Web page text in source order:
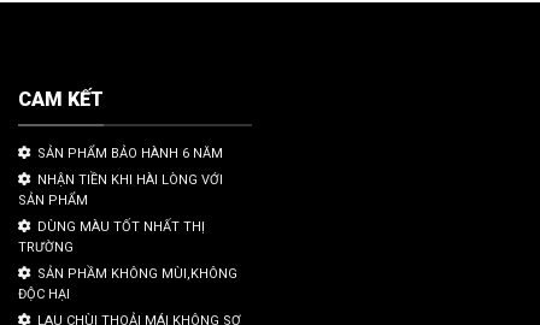
CAM KẾT
SẢN PHẨM BẢO HÀNH 6 NĂM
NHẬN TIỀN KHI HÀI LÒNG VỚI
SẢN PHẨM
DÙNG MÀU TỐT NHẤT THỊ
TRƯỜNG
SẢN PHẦM KHÔNG MÙI,KHÔNG
ĐỘC HẠI
LAU CHÙI THOẢI MÁI KHÔNG SỢ